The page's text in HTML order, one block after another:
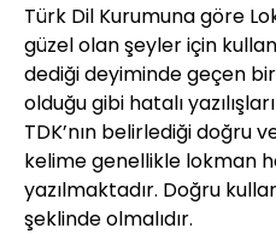
Türk Dil Kurumuna göre
güzel olan şeyler için
dediği deyiminde geçen
olduğu gibi hatalı
TDK’nın belirlediği doğru
kelime genellikle lokman
yazılmaktadır. Doğru
şeklinde olmalıdır.